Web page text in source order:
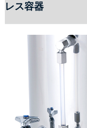
レス容器